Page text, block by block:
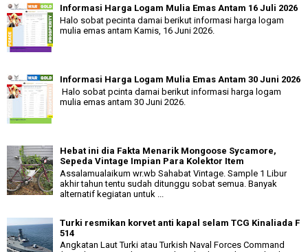
Informasi Harga Logam Mulia Emas Antam 16 Juli 2026
Halo sobat pecinta damai berikut informasi harga logam
mulia emas antam Kamis, 16 Juni 2026.
Informasi Harga Logam Mulia Emas Antam 30 Juni 2026
Halo sobat pcinta damai berikut informasi harga logam
mulia emas antam 30 Juni 2026.
Hebat ini dia Fakta Menarik Mongoose Sycamore,
Sepeda Vintage Impian Para Kolektor Item
Assalamualaikum wr.wb Sahabat Vintage. Sample 1 Libur
akhir tahun tentu sudah ditunggu sobat semua. Banyak
alternatif kegiatan untuk ...
Turki resmikan korvet anti kapal selam TCG Kinaliada F
514
Angkatan Laut Turki atau Turkish Naval Forces Command